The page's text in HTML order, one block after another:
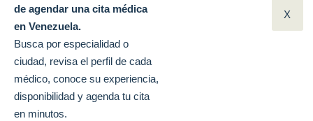
X
de agendar una cita médica
en Venezuela.
Busca por especialidad o
ciudad, revisa el perfil de cada
médico, conoce su experiencia,
disponibilidad y agenda tu cita
en minutos.